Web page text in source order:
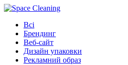
Всі
Брендинг
Веб-сайт
Дизайн упаковки
Рекламний образ